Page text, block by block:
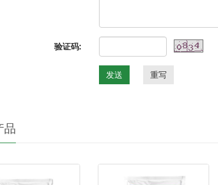
验证码:
发送 重写
品